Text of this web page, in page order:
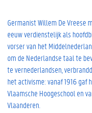
Germanist Willem De Vreese
eeuw verdienstelijk als
vorser van het
om de Nederlandse taal te
te vernederlandsen,
het activisme: vanaf 1916 gaf
Vlaamsche Hoogeschool en
Vlaanderen.